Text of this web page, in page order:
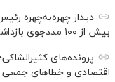
دیدار چهره‌به‌چهره
بیش از ۱۰۰ مددجوی بازداشتگاه رشت
پرونده‌های
اقتصادی و خطا‌های جمعی